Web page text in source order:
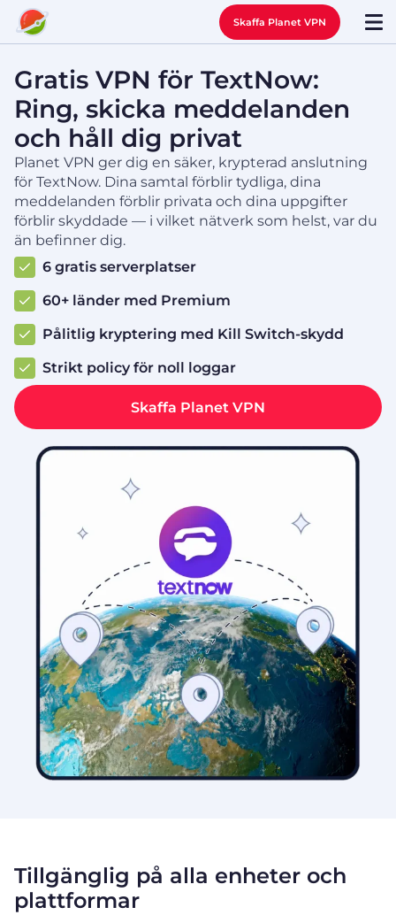
Skaffa Planet VPN
Gratis VPN för TextNow:
Ring, skicka meddelanden
och håll dig privat
Planet VPN ger dig en säker, krypterad anslutning
för TextNow. Dina samtal förblir tydliga, dina
meddelanden förblir privata och dina uppgifter
förblir skyddade — i vilket nätverk som helst, var du
än befinner dig.
6 gratis serverplatser
60+ länder med Premium
Pålitlig kryptering med Kill Switch-skydd
Strikt policy för noll loggar
Skaffa Planet VPN
Tillgänglig på alla enheter och
plattformar